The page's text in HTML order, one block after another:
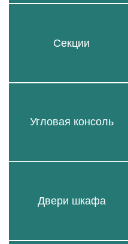
Секции
Угловая консоль
Двери шкафа